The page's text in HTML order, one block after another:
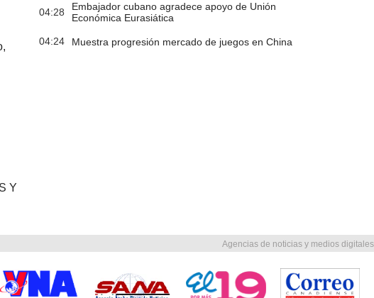
Y
04:28
Embajador cubano agradece apoyo de Unión
Económica Eurasiática
04:24 Muestra progresión mercado de juegos en China
Agencias de noticias y medios digitales